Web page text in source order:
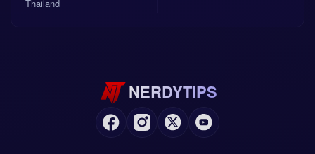
Thailand
NERDYTIPS